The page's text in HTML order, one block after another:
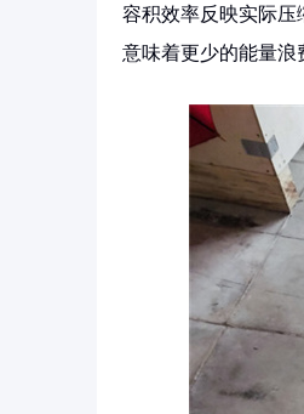
容积效率反映实际压
意味着更少的能量浪